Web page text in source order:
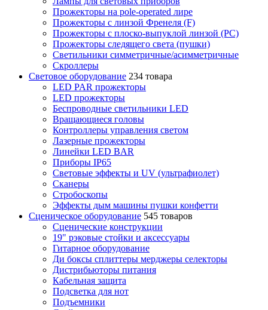
Прожекторы на pole-operated лире
Прожекторы с линзой Френеля (F)
Прожекторы с плоско-выпуклой линзой (PC)
Прожекторы следящего света (пушки)
Светильники симметричные/асимметричные
Скроллеры
Световое оборудование 234 товара
LED PAR прожекторы
LED прожекторы
Беспроводные светильники LED
Вращающиеся головы
Контроллеры управления светом
Лазерные прожекторы
Линейки LED BAR
Приборы IP65
Световые эффекты и UV (ультрафиолет)
Сканеры
Стробоскопы
Эффекты дым машины пушки конфетти
Сценическое оборудование 545 товаров
Сценические конструкции
19" рэковые стойки и аксесcуары
Гитарное оборудование
Ди боксы сплиттеры мерджеры селекторы
Дистрибьюторы питания
Кабельная защита
Подсветка для нот
Подъемники